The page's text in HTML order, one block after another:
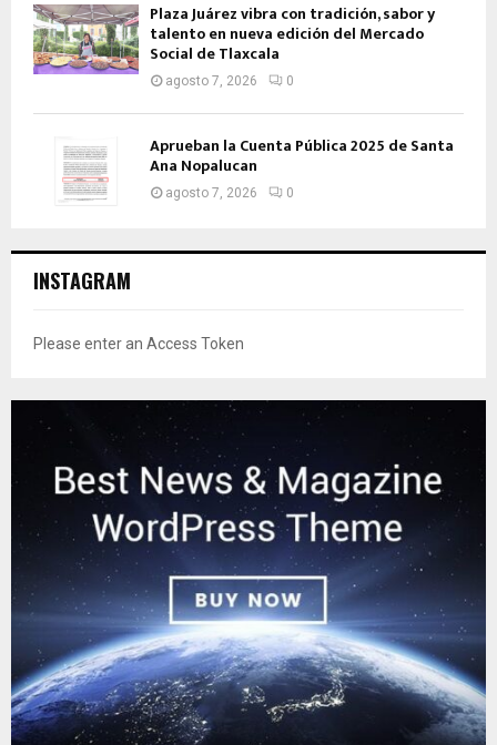
Plaza Juárez vibra con tradición, sabor y
talento en nueva edición del Mercado
Social de Tlaxcala
agosto 7, 2026 0
Aprueban la Cuenta Pública 2025 de Santa
Ana Nopalucan
agosto 7, 2026 0
INSTAGRAM
Please enter an Access Token